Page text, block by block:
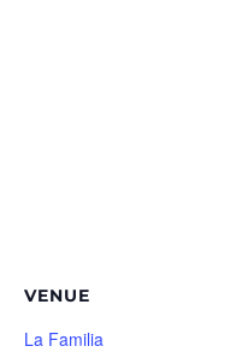
VENUE
La Familia